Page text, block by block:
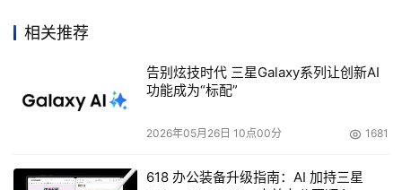
并为管理员提供强大的管理接口。通过SANtricity软件，所
有的管理任务，包括配置、再配置、扩展、维护与性能微
调，都可以在线进行，无需系统停机和中断系统I/O。
级别、分区大小、卷组大小、卷特性以及缓存策略都包容在
相关推荐
告别炫技时代 三星Galaxy系列让创新AI
功能成为“标配”
2026年05月26日 10点00分 1681
618 办公装备升级指南：AI 加持三星